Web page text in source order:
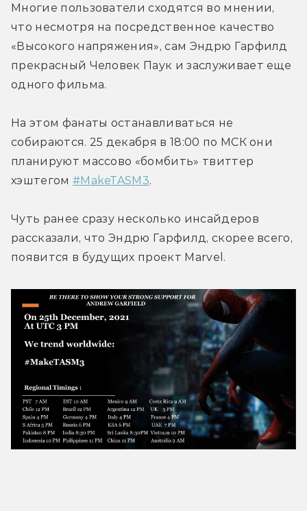
Многие пользователи сходятся во мнении,
что несмотря на посредственное качество
«Высокого напряжения», сам Эндрю Гарфилд
прекрасный Человек Паук и заслуживает еще
одного фильма.
На этом фанаты останавливаться не
собираются. 25 декабря в 18:00 по МСК они
планируют массово «бомбить» твиттер
хэштегом #MakeTASM3.
Чуть ранее сразу несколько инсайдеров
рассказали, что Эндрю Гарфилд, скорее всего,
появится в будущих проект Marvel.